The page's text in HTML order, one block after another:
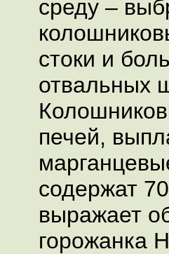
среду –
стоки и
отвальных
печей,
содержат
выражает
горожанка